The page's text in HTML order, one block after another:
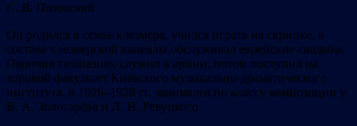
C. В. Полонский
Он родился в семье клезмера, учился играть на скрипке, в
составе клезмерской капеллы обслуживал еврейские свадьбы.
Окончив гимназию, служил в армии, потом поступил на
хоровой факультет Киевского музыкально-драматического
института, в 1926–1928 гг. занимался по классу композиции у
B. А. Золотарёва и Л. Н. Ревуцкого.